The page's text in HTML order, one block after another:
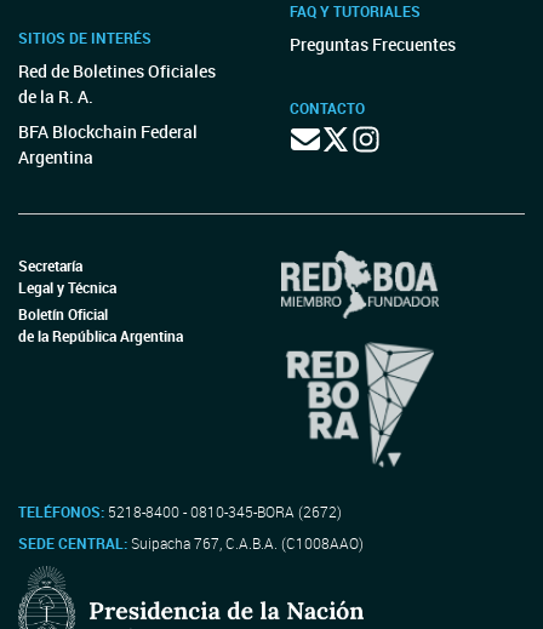
SITIOS DE INTERÉS
Red de Boletines Oficiales
de la R. A.
BFA Blockchain Federal
Argentina
FAQ Y TUTORIALES
Preguntas Frecuentes
CONTACTO
Secretaría
Legal y Técnica
Boletín Oficial
de la República Argentina
TELÉFONOS: 5218-8400 - 0810-345-BORA (2672)
SEDE CENTRAL:Suipacha 767, C.A.B.A. (C1008AAO)